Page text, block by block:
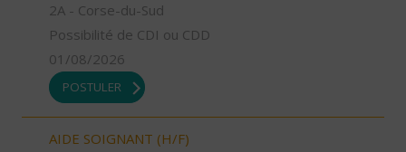
2A - Corse-du-Sud
Possibilité de CDI ou CDD
01/08/2026
POSTULER
AIDE SOIGNANT (H/F)